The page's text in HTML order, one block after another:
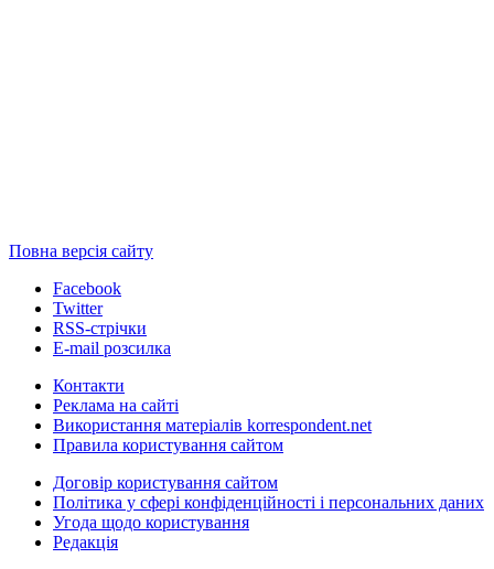
Повна версія сайту
Facebook
Twitter
RSS-стрічки
E-mail розсилка
Контакти
Реклама на сайті
Використання матеріалів korrespondent.net
Правила користування сайтом
Договір користування сайтом
Політика у сфері конфіденційності і персональних даних
Угода щодо користування
Редакція